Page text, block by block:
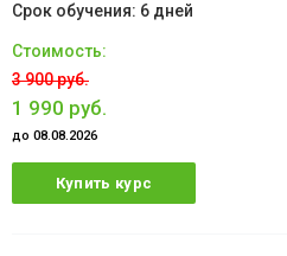
6 дней
3 900 руб.
1 990 руб.
до 08.08.2026
Купить курс